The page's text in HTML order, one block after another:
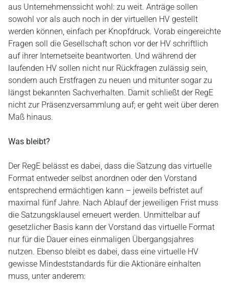
aus Unternehmenssicht wohl: zu weit. Anträge sollen
sowohl vor als auch noch in der virtuellen HV gestellt
werden können, einfach per Knopfdruck. Vorab eingereichte
Fragen soll die Gesellschaft schon vor der HV schriftlich
auf ihrer Internetseite beantworten. Und während der
laufenden HV sollen nicht nur Rückfragen zulässig sein,
sondern auch Erstfragen zu neuen und mitunter sogar zu
längst bekannten Sachverhalten. Damit schließt der RegE
nicht zur Präsenzversammlung auf; er geht weit über deren
Maß hinaus.
Was bleibt?
Der RegE belässt es dabei, dass die Satzung das virtuelle
Format entweder selbst anordnen oder den Vorstand
entsprechend ermächtigen kann – jeweils befristet auf
maximal fünf Jahre. Nach Ablauf der jeweiligen Frist muss
die Satzungsklausel erneuert werden. Unmittelbar auf
gesetzlicher Basis kann der Vorstand das virtuelle Format
nur für die Dauer eines einmaligen Übergangsjahres
nutzen. Ebenso bleibt es dabei, dass eine virtuelle HV
gewisse Mindeststandards für die Aktionäre einhalten
muss, unter anderem: